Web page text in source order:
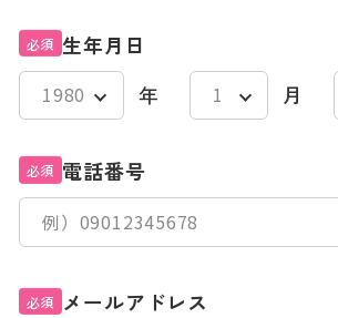
必須 生年月日
年
月
必須 電話番号
必須 メールアドレス